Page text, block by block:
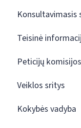
Konsultavimasis
Teisinė
Peticijų
Veiklos sritys
Kokybės vadyba